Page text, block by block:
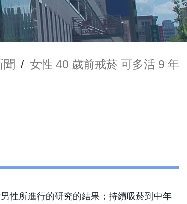
聞 / 女性 40 歲前戒菸 可多活 9 年
性所進行的研究的結果；持續吸菸到中年